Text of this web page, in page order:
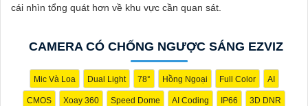
cái nhìn tổng quát hơn về khu vực cần quan sát.
CAMERA CÓ CHỐNG NGƯỢC SÁNG EZVIZ
Mic Và Loa Dual Light 78° Hồng Ngoại Full Color AI
CMOS Xoay 360 Speed Dome AI Coding IP66 3D DNR